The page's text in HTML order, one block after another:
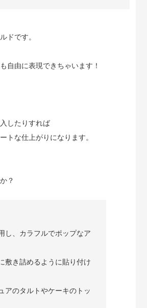
ドです。
自由に表現できちゃいます！
したりすれば
トな仕上がりになります。
？
し、カラフルでポップなア
敷き詰めるように貼り付け
アのタルトやケーキのトッ